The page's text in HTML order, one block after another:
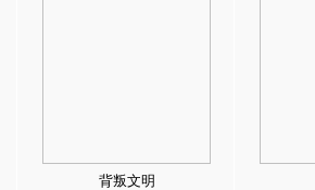
背叛文明